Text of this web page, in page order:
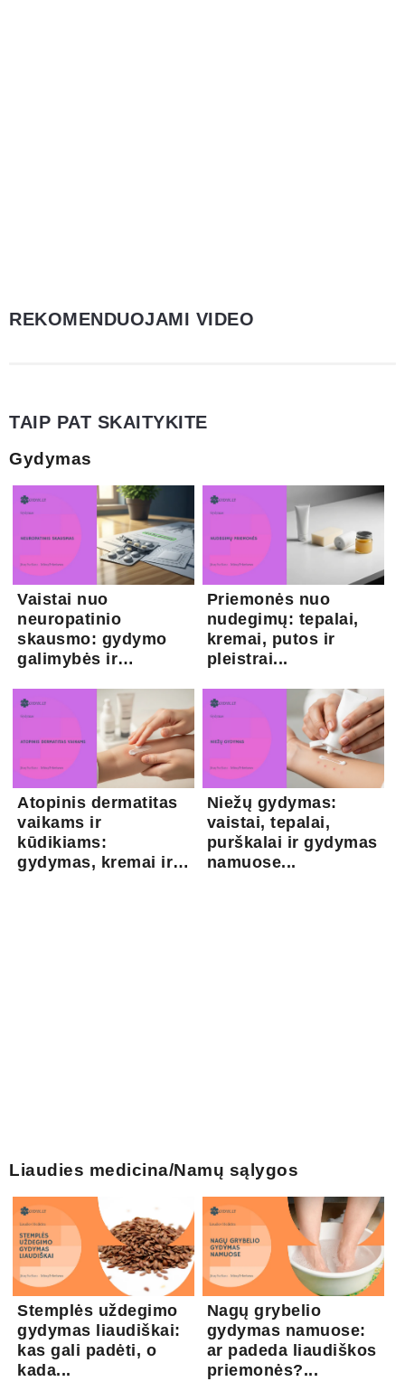
REKOMENDUOJAMI VIDEO
TAIP PAT SKAITYKITE
Gydymas
Vaistai nuo
neuropatinio
skausmo: gydymo
galimybės ir
Priemonės nuo
nudegimų: tepalai,
kremai, putos ir
pleistrai...
Atopinis dermatitas
vaikams ir
kūdikiams:
gydymas, kremai ir
Niežų gydymas:
vaistai, tepalai,
purškalai ir gydymas
namuose...
Liaudies medicina/Namų sąlygos
Stemplės uždegimo
gydymas liaudiškai:
kas gali padėti, o
kada...
Nagų grybelio
gydymas namuose:
ar padeda liaudiškos
priemonės?...